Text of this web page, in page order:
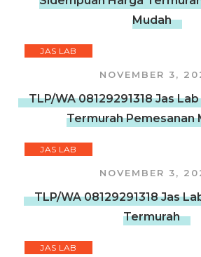
Mudah
JAS LAB
NOVEMBER 3,
TLP/WA 08129291318 Jas
Termurah Pemesanan
JAS LAB
NOVEMBER 3,
TLP/WA 08129291318 Jas
Termurah
JAS LAB